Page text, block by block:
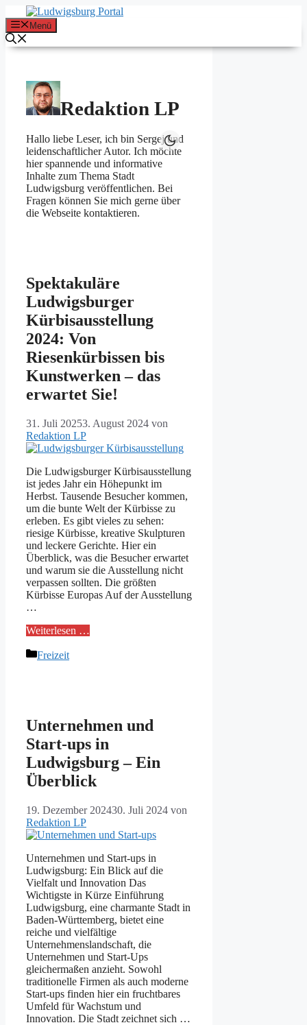
Inhalt
springen
Menü
Redaktion LP
Hallo liebe Leser, ich bin Sergej und
leidenschaftlicher Autor. Ich möchte
hier spannende und informative
Inhalte zum Thema Stadt
Ludwigsburg veröffentlichen. Bei
Fragen können Sie mich gerne über
die Webseite kontaktieren.
Spektakuläre
Ludwigsburger
Kürbisausstellung
2024: Von
Riesenkürbissen bis
Kunstwerken – das
erwartet Sie!
31. Juli 20253. August 2024 von
Redaktion LP
Die Ludwigsburger Kürbisausstellung
ist jedes Jahr ein Höhepunkt im
Herbst. Tausende Besucher kommen,
um die bunte Welt der Kürbisse zu
erleben. Es gibt vieles zu sehen:
riesige Kürbisse, kreative Skulpturen
und leckere Gerichte. Hier ein
Überblick, was die Besucher erwartet
und warum sie die Ausstellung nicht
verpassen sollten. Die größten
Kürbisse Europas Auf der Ausstellung
…
Weiterlesen …
Kategorien
Freizeit
Unternehmen und
Start-ups in
Ludwigsburg – Ein
Überblick
19. Dezember 202430. Juli 2024 von
Redaktion LP
Unternehmen und Start-ups in
Ludwigsburg: Ein Blick auf die
Vielfalt und Innovation Das
Wichtigste in Kürze Einführung
Ludwigsburg, eine charmante Stadt in
Baden-Württemberg, bietet eine
reiche und vielfältige
Unternehmenslandschaft, die
Unternehmen und Start-Ups
gleichermaßen anzieht. Sowohl
traditionelle Firmen als auch moderne
Start-ups finden hier ein fruchtbares
Umfeld für Wachstum und
Innovation. Die Stadt zeichnet sich …